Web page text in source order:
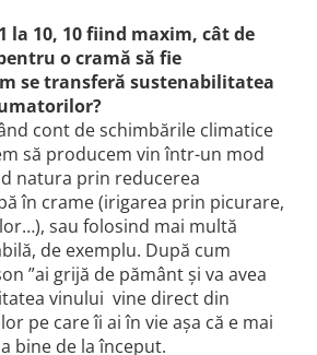
la 10, 10 fiind maxim, cât de
o cramă să fie
se transferă sustenabilitatea
cont de schimbările climatice
să producem vin într-un mod
natura prin reducerea
în crame (irigarea prin picurare,
sau folosind mai multă
de exemplu. După cum
”ai grijă de pământ și va avea
vinului vine direct din
pe care îi ai în vie așa că e mai
bine de la început.